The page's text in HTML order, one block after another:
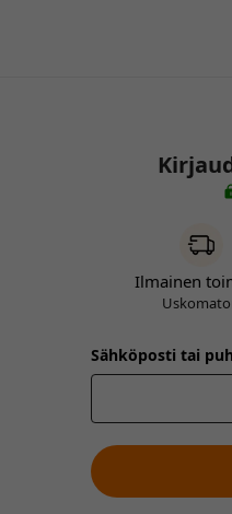
Ilmainen
Sähköposti tai